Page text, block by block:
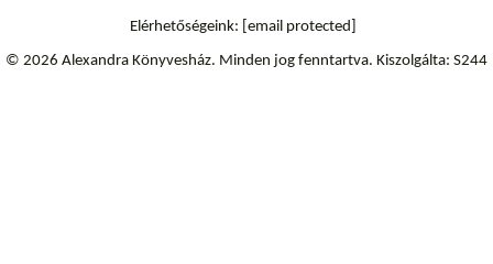
Elérhetőségeink: [email protected]
© 2026 Alexandra Könyvesház. Minden jog fenntartva. Kiszolgálta: S244